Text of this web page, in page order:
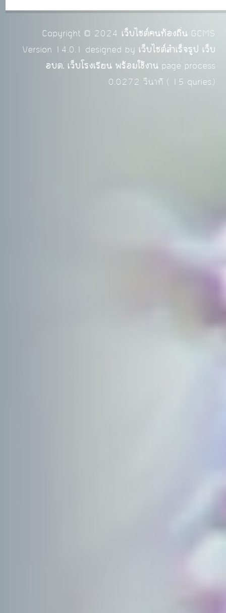
Copyright © 2024 เว็บไซต์คนท้องถิ่นGCMS
Version 14.0.1 designed by เว็บไซต์สำเร็จรูป เว็บ
อบต. เว็บโรงเรียน พร้อมใช้งานpage process
0.0272 วินาที ( 15 quries.)